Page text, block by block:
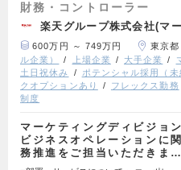
財務・コントローラー
楽天グループ株式会社(マ
600万円 ～ 749万円 東京都
ル企業）
上場企業 大手企業
土日祝休み
ポテンシャル採用（未
クオプションあり
フレックス勤務
制度
マーケティングディビジョ
ビジネスオペレーションに
務推進をご担当いただきま…